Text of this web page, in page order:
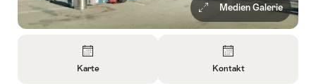
Medien Galerie
Karte Kontakt